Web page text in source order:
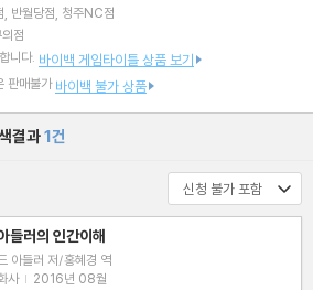
, 반월당점, 청주NC점
점
니다. 바이백 게임타이틀 상품 보기
판매불가 바이백 불가 상품
결과1건
들러의 인간이해
아들러 저/홍혜경 역
사 | 2016년 08월